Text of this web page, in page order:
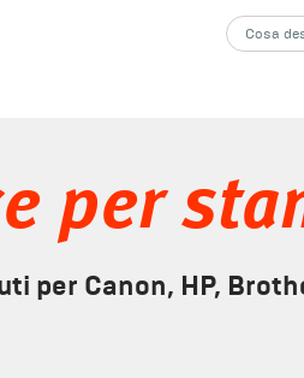
per
per Canon, HP,